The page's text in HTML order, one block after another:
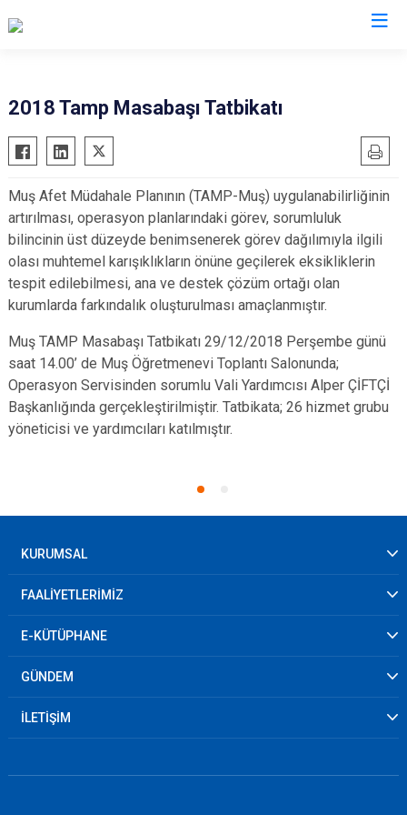
2018 Tamp Masabaşı Tatbikatı
Muş Afet Müdahale Planının (TAMP-Muş) uygulanabilirliğinin
artırılması, operasyon planlarındaki görev, sorumluluk
bilincinin üst düzeyde benimsenerek görev dağılımıyla ilgili
olası muhtemel karışıklıkların önüne geçilerek eksikliklerin
tespit edilebilmesi, ana ve destek çözüm ortağı olan
kurumlarda farkındalık oluşturulması amaçlanmıştır.
Muş TAMP Masabaşı Tatbikatı 29/12/2018 Perşembe günü
saat 14.00’ de Muş Öğretmenevi Toplantı Salonunda;
Operasyon Servisinden sorumlu Vali Yardımcısı Alper ÇİFTÇİ
Başkanlığında gerçekleştirilmiştir. Tatbikata; 26 hizmet grubu
yöneticisi ve yardımcıları katılmıştır.
KURUMSAL
FAALİYETLERİMİZ
E-KÜTÜPHANE
GÜNDEM
İLETİŞİM